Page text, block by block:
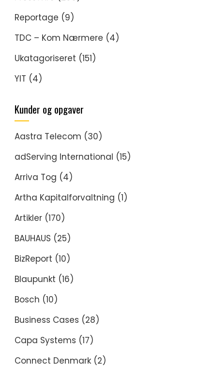
Reportage (9)
TDC – Kom Nærmere (4)
Ukatagoriseret (151)
YIT (4)
Kunder og opgaver
Aastra Telecom (30)
adServing International (15)
Arriva Tog (4)
Artha Kapitalforvaltning (1)
Artikler (170)
BAUHAUS (25)
BizReport (10)
Blaupunkt (16)
Bosch (10)
Business Cases (28)
Capa Systems (17)
Connect Denmark (2)